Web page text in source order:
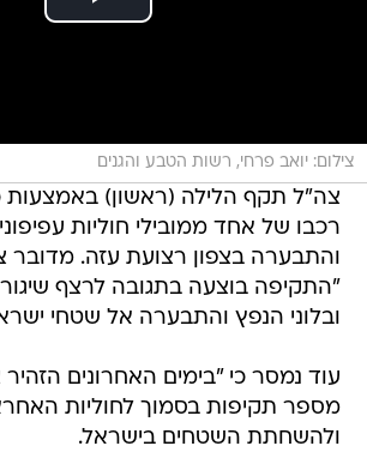
צילום: יואב פרחי, רשות הטבע והגנים
צה"ל תקף הלילה (ראשון) באמצעות
רכבו של אחד ממובילי חוליות
והתבערה בצפון רצועת עזה. מדובר
"התקיפה בוצעה בתגובה לרצף
ובלוני הנפץ והתבערה אל שטחי
עוד נמסר כי "בימים האחרונים
מספר תקיפות בסמוך לחוליות
ולהשחתת השטחים בישראל.